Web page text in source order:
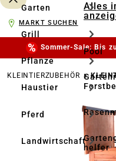
Garten
Grill
Pflanze
Haustier
Pferd
Landwirtschaft
Alles
Pool
helfer
MARKT SUCHEN
Sommer-Sale: Bis
KLEINTIERZUBEHÖR
Bildergalerie